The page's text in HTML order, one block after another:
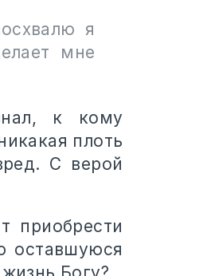
я
мне
к кому
плоть
С верой
приобрести
оставшуюся